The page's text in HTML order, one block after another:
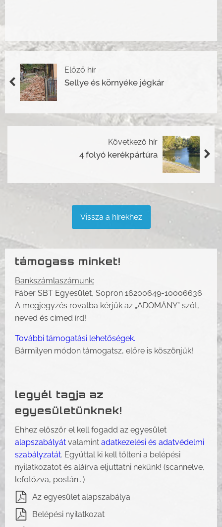
Előző hír
Sellye és környéke jégkár
Következő hír
4 folyó kerékpártúra
Vissza a hírekhez
támogass minket!
Bankszámlaszámunk:
Fáber SBT Egyesület, Sopron 16200649-10006636
A megjegyzés rovatba kérjük az „ADOMÁNY” szót,
neved és címed írd!
További támogatási lehetőségek.
Bármilyen módon támogatsz, előre is köszönjük!
legyél tagja az
egyesületünknek!
Ehhez először el kell fogadd az egyesület
alapszabályát valamint adatkezelési és adatvédelmi
szabályzatát. Egyúttal ki kell tölteni a belépési
nyilatkozatot és aláírva eljuttatni nekünk! (scannelve,
lefotózva, postán...)
Az egyesület alapszabálya
Belépési nyilatkozat